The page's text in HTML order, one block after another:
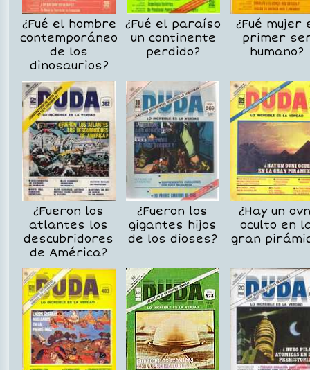
¿Fué el hombre
contemporáneo
de los
dinosaurios?
¿Fué el paraíso
un continente
perdido?
¿Fué mujer
primer
humano?
¿Fueron los
atlantes los
descubridores
de América?
¿Fueron los
gigantes hijos
de los dioses?
¿Hay un
oculto en
gran